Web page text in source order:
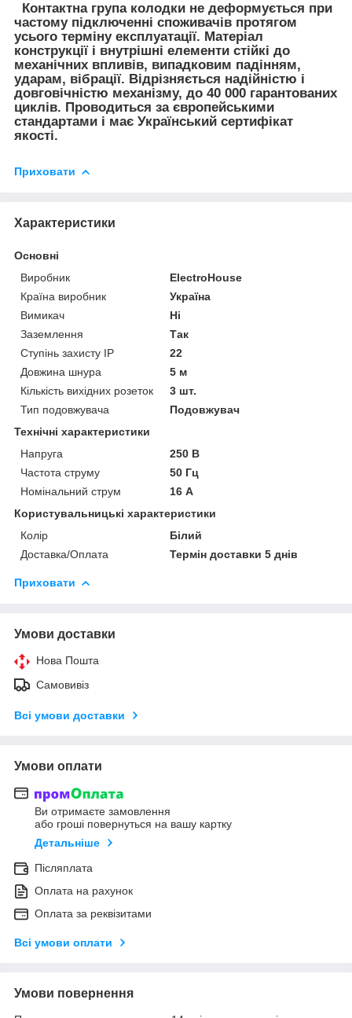
Контактна група колодки не деформується при
частому підключенні споживачів протягом
усього терміну експлуатації. Матеріал
конструкції і внутрішні елементи стійкі до
механічних впливів, випадковим падінням,
ударам, вібрації. Відрізняється надійністю і
довговічністю механізму, до 40 000 гарантованих
циклів. Проводиться за європейськими
стандартами і має Український сертифікат
якості.
Приховати
Характеристики
Основні
Виробник
ElectroHouse
Країна виробник
Україна
Вимикач
Ні
Заземлення
Так
Ступінь захисту IP
22
Довжина шнура
5 м
Кількість вихідних розеток
3 шт.
Тип подовжувача
Подовжувач
Технічні характеристики
Напруга
250 В
Частота струму
50 Гц
Номінальний струм
16 А
Користувальницькі характеристики
Колір
Білий
Доставка/Оплата
Термін доставки 5 днів
Приховати
Умови доставки
Нова Пошта
Самовивіз
Всі умови доставки
Умови оплати
Ви отримаєте замовлення
або гроші повернуться на вашу картку
Детальніше
Післяплата
Оплата на рахунок
Оплата за реквізитами
Всі умови оплати
Умови повернення